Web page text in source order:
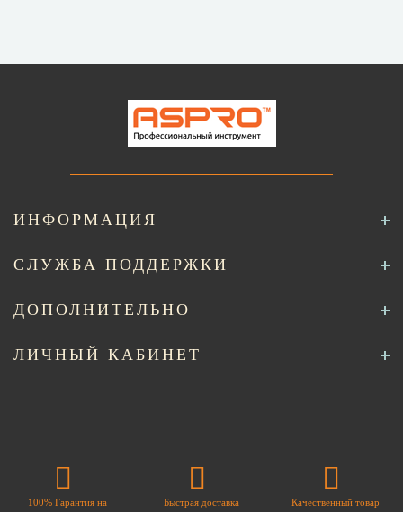
ИНФОРМАЦИЯ
СЛУЖБА ПОДДЕРЖКИ
ДОПОЛНИТЕЛЬНО
ЛИЧНЫЙ КАБИНЕТ
100% Гарантия на
Быстрая доставка
Качественный товар